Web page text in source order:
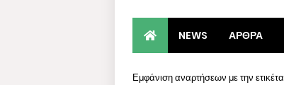
NEWS ΑΡΘΡΑ
Εμφάνιση αναρτήσεων με την ετικέτα